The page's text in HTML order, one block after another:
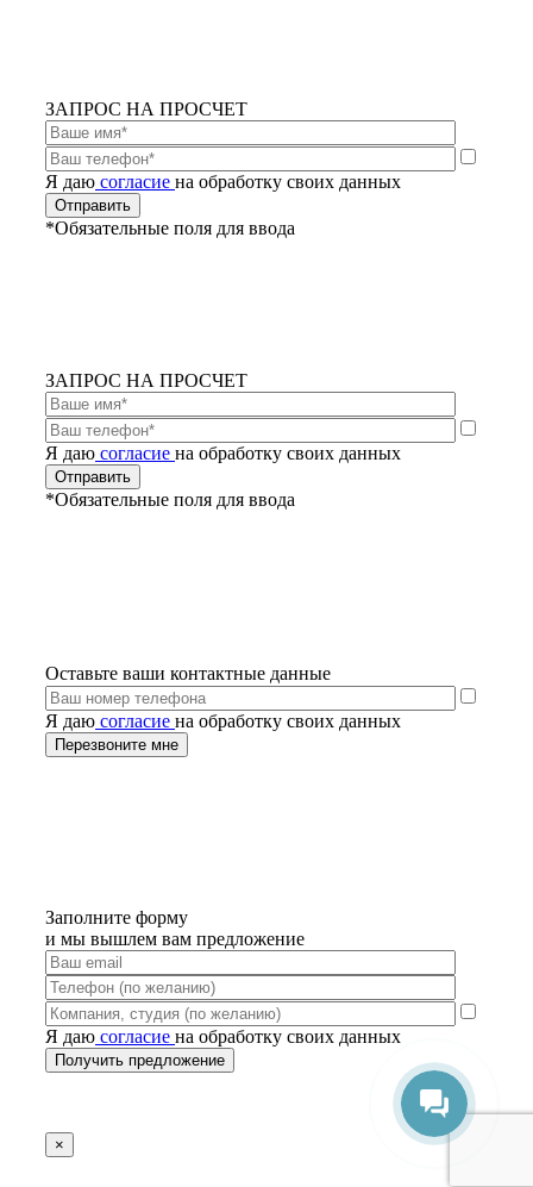
ЗАПРОС НА ПРОСЧЕТ
Я даю согласие на обработку своих данных
*Обязательные поля для ввода
ЗАПРОС НА ПРОСЧЕТ
Я даю согласие на обработку своих данных
*Обязательные поля для ввода
Оставьте ваши контактные данные
Я даю согласие на обработку своих данных
Заполните форму
и мы вышлем вам предложение
Я даю согласие на обработку своих данных
×